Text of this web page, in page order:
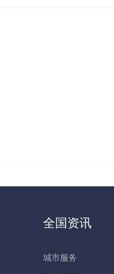
全国资讯
城市服务